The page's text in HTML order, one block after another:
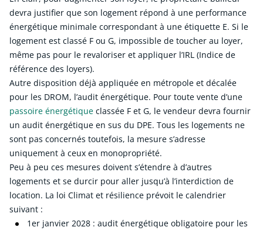
devra justifier que son logement répond à une performance
énergétique minimale correspondant à une étiquette E. Si le
logement est classé F ou G, impossible de toucher au loyer,
même pas pour le revaloriser et appliquer l’IRL (Indice de
référence des loyers).
Autre disposition déjà appliquée en métropole et décalée
pour les DROM, l’audit énergétique. Pour toute vente d’une
passoire énergétique classée F et G, le vendeur devra fournir
un audit énergétique en sus du DPE. Tous les logements ne
sont pas concernés toutefois, la mesure s’adresse
uniquement à ceux en monopropriété.
Peu à peu ces mesures doivent s’étendre à d’autres
logements et se durcir pour aller jusqu’à l’interdiction de
location. La loi Climat et résilience prévoit le calendrier
suivant :
1er janvier 2028 : audit énergétique obligatoire pour les